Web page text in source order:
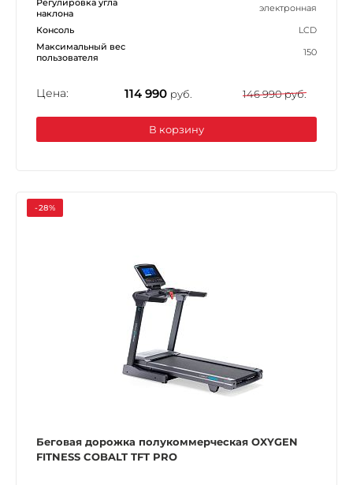
наклона
электронная
Консоль
LCD
Максимальный вес
пользователя
150
Цена: 114 990 руб. 146 990 руб.
В корзину
-28%
Беговая дорожка полукоммерческая OXYGEN
FITNESS COBALT TFT PRO